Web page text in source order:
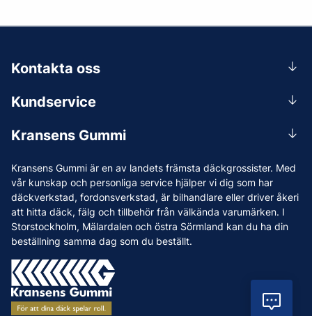
Kransens Gummi är en av landets främsta däckgrossister. Med
vår kunskap och personliga service hjälper vi dig som har
däckverkstad, fordonsverkstad, är bilhandlare eller driver åkeri
att hitta däck, fälg och tillbehör från välkända varumärken. I
Storstockholm, Mälardalen och östra Sörmland kan du ha din
beställning samma dag som du beställt.
Kundservice
Leverans
Reklamation & återköp
Betalning & faktura
Köpvillkor
Vanliga frågor och svar
Kransens Gummi
Vi som jobbar på Kransens Gummi
Jobba hos oss
Nyheter
Tips & Råd
Varumärken
Våra Verkstäder
Kontakta oss
0156-409 00
Mån-Tors 07.30-16:30, Fre 07.30-15.00.
Lunchstängt 12:00-12:30